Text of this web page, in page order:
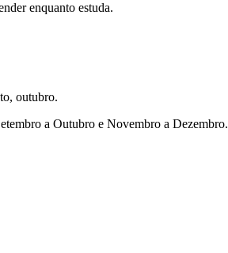
enquanto estuda.
outubro.
a Outubro e Novembro a Dezembro.